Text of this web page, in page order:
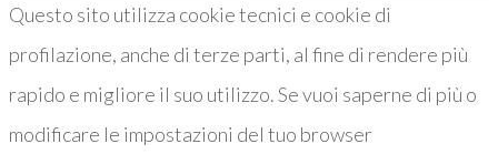
Questo sito utilizza cookie tecnici e cookie di
profilazione, anche di terze parti, al fine di rendere più
rapido e migliore il suo utilizzo. Se vuoi saperne di più o
modificare le impostazioni del tuo browser